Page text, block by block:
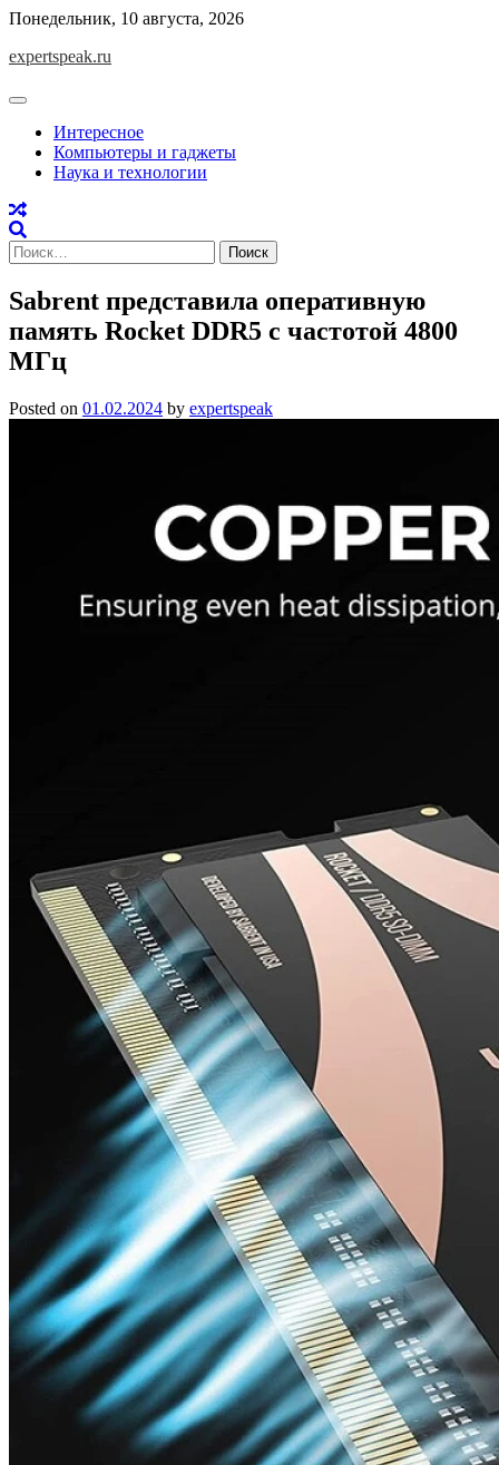
Skip
content
Понедельник, 10 августа, 2026
expertspeak.ru
Интересное
Компьютеры и гаджеты
Наука и технологии
Найти:
Sabrent представила оперативную
память Rocket DDR5 с частотой 4800
МГц
Posted on 01.02.2024 by expertspeak